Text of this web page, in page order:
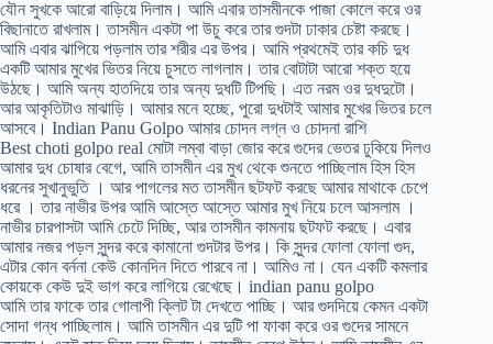
যৌন সুখকে আরো বাড়িয়ে দিলাম। আমি এবার তাসমীনকে পাজা কোলে করে ওর
বিছানাতে রাখলাম। তাসমীন একটা পা উচু করে তার গুদটা ঢাকার চেষ্টা করছে।
আমি এবার ঝাপিয়ে পড়লাম তার শরীর এর উপর। আমি প্রথমেই তার কচি দুধ
একটি আমার মুখের ভিতর নিয়ে চুসতে লাগলাম। তার বোটাটা আরো শক্ত হয়ে
উঠছে। আমি অন্য হাতদিয়ে তার অন্য দুধটি টিপছি। এত নরম ওর দুধদুটো।
আর আকৃতিটাও মাঝাড়ি। আমার মনে হচ্ছে, পুরো দুধটাই আমার মুখের ভিতর চলে
আসবে। Indian Panu Golpo আমার চোদন লগ্ন ও চোদনা রাশি
Best choti golpo real মোটা লম্বা বাড়া জোর করে গুদের ভেতর ঢুকিয়ে দিলও
আমার দুধ চোষার বেগে, আমি তাসমীন এর মুখ থেকে শুনতে পাচ্ছিলাম হিস হিস
ধরনের সুখানুভুতি । আর পাগলের মত তাসমীন ছটফট করছে আমার মাথাকে চেপে
ধরে । তার নাভীর উপর আমি আস্তে আস্তে আমার মুখ নিয়ে চলে আসলাম ।
নাভীর চারপাসটা আমি চেটে দিচ্ছি, আর তাসমীন কামনায় ছটফট করছে। এবার
আমার নজর পড়ল সুন্দর করে কামানো গুদটার উপর। কি সুন্দর ফোলা ফোলা গুদ,
এটার কোন বর্ননা কেউ কোনদিন দিতে পারবে না। আমিও না। যেন একটি কমলার
কোয়কে কেউ দুই ভাগ করে লাগিয়ে রেখেছে। indian panu golpo
আমি তার ফাকে তার গোলাপী ক্লিট টা দেখতে পাচ্ছি। আর গুদদিয়ে কেমন একটা
সোদা গন্ধ পাচ্ছিলাম। আমি তাসমীন এর দুটি পা ফাকা করে ওর গুদের সামনে